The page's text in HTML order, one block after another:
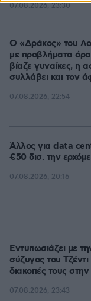
07.08.2026, 23:30
Ο «Δράκος» του
με προβλήματα
βίαζε γυναίκες, η
συλλάβει και τον
07.08.2026, 22:54
Άλλος για data
€50 δισ. την
07.08.2026, 20:16
Εντυπωσιάζει με
σύζυγος του
διακοπές τους στην
07.08.2026, 23:43